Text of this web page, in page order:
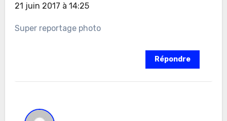
21 juin 2017 à 14:25
Super reportage photo
Répondre